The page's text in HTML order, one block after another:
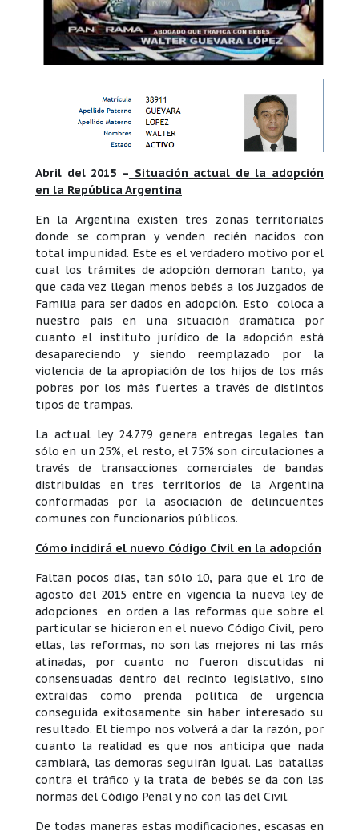
Abril del 2015 – Situación actual de la adopción
en la República Argentina
En la Argentina existen tres zonas territoriales
donde se compran y venden recién nacidos con
total impunidad. Este es el verdadero motivo por el
cual los trámites de adopción demoran tanto, ya
que cada vez llegan menos bebés a los Juzgados de
Familia para ser dados en adopción. Esto coloca a
nuestro país en una situación dramática por
cuanto el instituto jurídico de la adopción está
desapareciendo y siendo reemplazado por la
violencia de la apropiación de los hijos de los más
pobres por los más fuertes a través de distintos
tipos de trampas.
La actual ley 24.779 genera entregas legales tan
sólo en un 25%, el resto, el 75% son circulaciones a
través de transacciones comerciales de bandas
distribuidas en tres territorios de la Argentina
conformadas por la asociación de delincuentes
comunes con funcionarios públicos.
Cómo incidirá el nuevo Código Civil en la adopción
Faltan pocos días, tan sólo 10, para que el 1ro de
agosto del 2015 entre en vigencia la nueva ley de
adopciones en orden a las reformas que sobre el
particular se hicieron en el nuevo Código Civil, pero
ellas, las reformas, no son las mejores ni las más
atinadas, por cuanto no fueron discutidas ni
consensuadas dentro del recinto legislativo, sino
extraídas como prenda política de urgencia
conseguida exitosamente sin haber interesado su
resultado. El tiempo nos volverá a dar la razón, por
cuanto la realidad es que nos anticipa que nada
cambiará, las demoras seguirán igual. Las batallas
contra el tráfico y la trata de bebés se da con las
normas del Código Penal y no con las del Civil.
De todas maneras estas modificaciones, escasas en